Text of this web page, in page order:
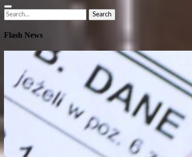
Search
for:
Search
Flash News